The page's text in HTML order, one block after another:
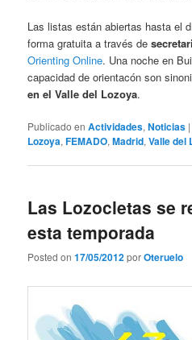
Las listas están abiertas hasta el
forma gratuita a través de
Orienting Online. Una noche en
capacidad de orientacón son
en el Valle del Lozoya.
Publicado en Actividades,Noticias |
Lozoya,FEMADO,Madrid,Valle del
Las Lozocletas se
esta temporada
Posted on17/05/2012porOteruelo